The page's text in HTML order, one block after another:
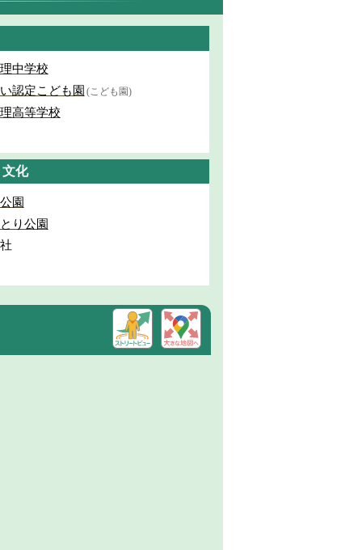
中学校
認定こども園 (こども園)
高等学校
化
園
り公園